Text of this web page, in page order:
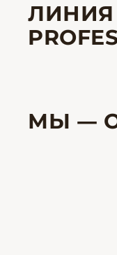
ЛИНИЯ
МЫ —